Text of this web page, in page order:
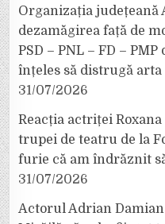
Organizația județeană
dezamăgirea față de
PSD – PNL – FD –
înțeles să distrugă
31/07/2026
Reacția actriței
trupei de teatru de la
furie că am îndrăznit
31/07/2026
Actorul Adrian